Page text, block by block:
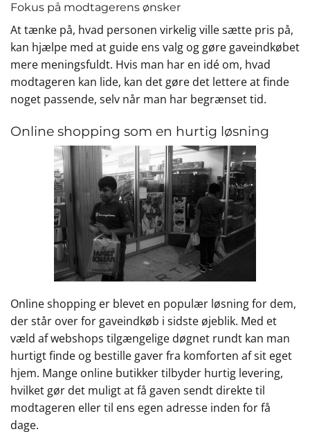
Fokus på modtagerens ønsker
At tænke på, hvad personen virkelig ville sætte pris på,
kan hjælpe med at guide ens valg og gøre gaveindkøbet
mere meningsfuldt. Hvis man har en idé om, hvad
modtageren kan lide, kan det gøre det lettere at finde
noget passende, selv når man har begrænset tid.
Online shopping som en hurtig løsning
Online shopping er blevet en populær løsning for dem,
der står over for gaveindkøb i sidste øjeblik. Med et
væld af webshops tilgængelige døgnet rundt kan man
hurtigt finde og bestille gaver fra komforten af sit eget
hjem. Mange online butikker tilbyder hurtig levering,
hvilket gør det muligt at få gaven sendt direkte til
modtageren eller til ens egen adresse inden for få
dage.